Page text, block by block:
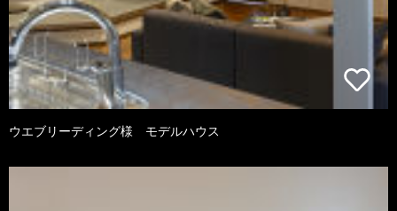
ウエブリーディング様 モデルハウス